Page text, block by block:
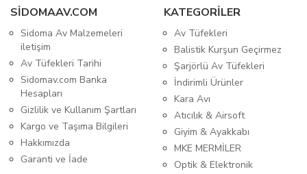
SIDOMAAV.COM
Sidoma Av Malzemeleri
iletişim
Av Tüfekleri Tarihi
Sidomav.com Banka
Hesapları
Gizlilik ve Kullanım Şartları
Kargo ve Taşıma Bilgileri
Hakkımızda
Garanti ve İade
KATEGORİLER
Av Tüfekleri
Balistik Kurşun Geçirmez
Şarjörlü Av Tüfekleri
İndirimli Ürünler
Kara Avı
Atıcılık & Airsoft
Giyim & Ayakkabı
MKE MERMİLER
Optik & Elektronik